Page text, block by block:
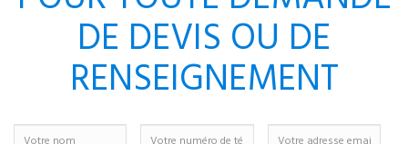
DE DEVIS OU DE
RENSEIGNEMENT